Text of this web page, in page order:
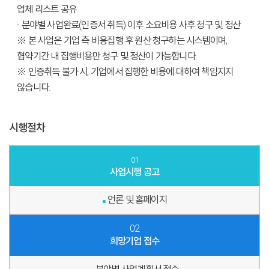
업체 리스트 공유
- 분야별 사업완료(인증서 취득) 이후 소요비용 사후 청구 및 정산
※ 본 사업은 기업 측 비용집행 후 원산 청구하는 시스템이며,
협약기간 내 집행비용만 청구 및 정산이 가능합니다.
※ 인증취득 불가 시, 기업에서 집행한 비용에 대하여 책임지지
않습니다.
시행절차
01
사업시행 공고
■언론 및 홈페이지
02
희망기업 접수